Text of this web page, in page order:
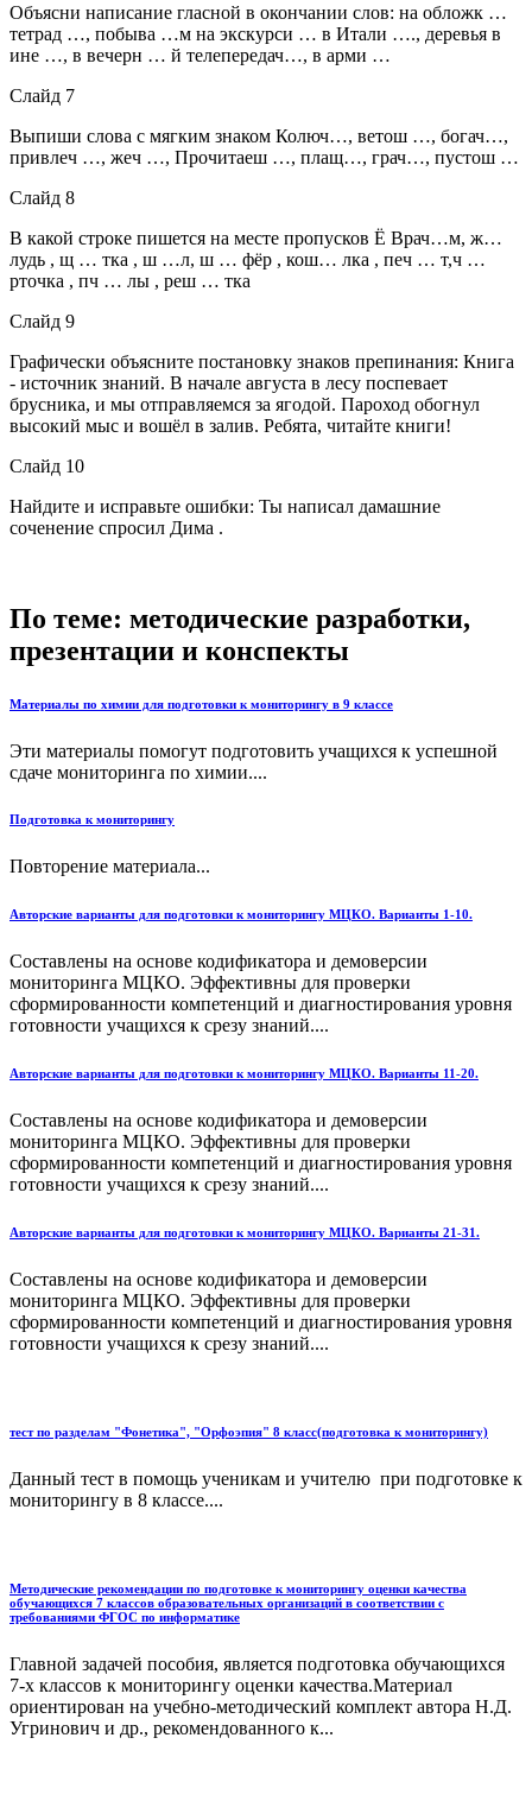
Объясни написание гласной в окончании слов: на обложк …
тетрад …, побыва …м на экскурси … в Итали …., деревья в
ине …, в вечерн … й телепередач…, в арми …
Слайд 7
Выпиши слова с мягким знаком Колюч…, ветош …, богач…,
привлеч …, жеч …, Прочитаеш …, плащ…, грач…, пустош …
Слайд 8
В какой строке пишется на месте пропусков Ё Врач…м, ж…
лудь , щ … тка , ш …л, ш … фёр , кош… лка , печ … т,ч …
рточка , пч … лы , реш … тка
Слайд 9
Графически объясните постановку знаков препинания: Книга
- источник знаний. В начале августа в лесу поспевает
брусника, и мы отправляемся за ягодой. Пароход обогнул
высокий мыс и вошёл в залив. Ребята, читайте книги!
Слайд 10
Найдите и исправьте ошибки: Ты написал дамашние
соченение спросил Дима .
По теме: методические разработки,
презентации и конспекты
Материалы по химии для подготовки к мониторингу в 9 классе
Эти материалы помогут подготовить учащихся к успешной
сдаче мониторинга по химии....
Подготовка к мониторингу
Повторение материала...
Авторские варианты для подготовки к мониторингу МЦКО. Варианты 1-10.
Составлены на основе кодификатора и демоверсии
мониторинга МЦКО. Эффективны для проверки
сформированности компетенций и диагностирования уровня
готовности учащихся к срезу знаний....
Авторские варианты для подготовки к мониторингу МЦКО. Варианты 11-20.
Составлены на основе кодификатора и демоверсии
мониторинга МЦКО. Эффективны для проверки
сформированности компетенций и диагностирования уровня
готовности учащихся к срезу знаний....
Авторские варианты для подготовки к мониторингу МЦКО. Варианты 21-31.
Составлены на основе кодификатора и демоверсии
мониторинга МЦКО. Эффективны для проверки
сформированности компетенций и диагностирования уровня
готовности учащихся к срезу знаний....
тест по разделам "Фонетика", "Орфоэпия" 8 класс(подготовка к мониторингу)
Данный тест в помощь ученикам и учителю при подготовке к
мониторингу в 8 классе....
Методические рекомендации по подготовке к мониторингу оценки качества
обучающихся 7 классов образовательных организаций в соответствии с
требованиями ФГОС по информатике
Главной задачей пособия, является подготовка обучающихся
7-х классов к мониторингу оценки качества.Материал
ориентирован на учебно-методический комплект автора Н.Д.
Угринович и др., рекомендованного к...